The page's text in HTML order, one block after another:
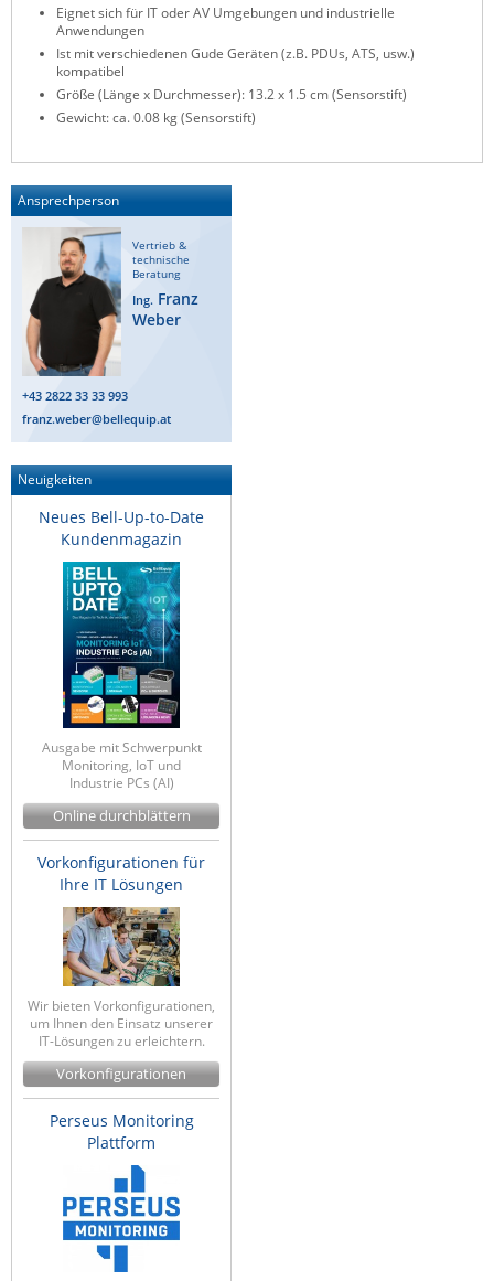
Eignet sich für IT oder AV Umgebungen und industrielle
Anwendungen
Ist mit verschiedenen Gude Geräten (z.B. PDUs, ATS, usw.)
kompatibel
Größe (Länge x Durchmesser): 13.2 x 1.5 cm (Sensorstift)
Gewicht: ca. 0.08 kg (Sensorstift)
Ansprechperson
Vertrieb &
technische
Beratung
Ing. Franz
Weber
+43 2822 33 33 993
franz.weber@bellequip.at
Neuigkeiten
Neues Bell-Up-to-Date
Kundenmagazin
Ausgabe mit Schwerpunkt
Monitoring, IoT und
Industrie PCs (AI)
Online durchblättern
Vorkonfigurationen für
Ihre IT Lösungen
Wir bieten Vorkonfigurationen,
um Ihnen den Einsatz unserer
IT-Lösungen zu erleichtern.
Vorkonfigurationen
Perseus Monitoring
Plattform